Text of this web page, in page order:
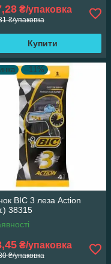
₴/упаковка
₴/упаковка
Купити
–11%
ВІС 3 леза Action
38315
₴/упаковка
₴/упаковка